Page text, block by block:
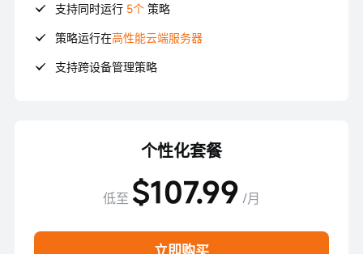
支持同时运行 5个 策略
策略运行在高性能云端服务器
支持跨设备管理策略
个性化套餐
低至 $107.99 /月